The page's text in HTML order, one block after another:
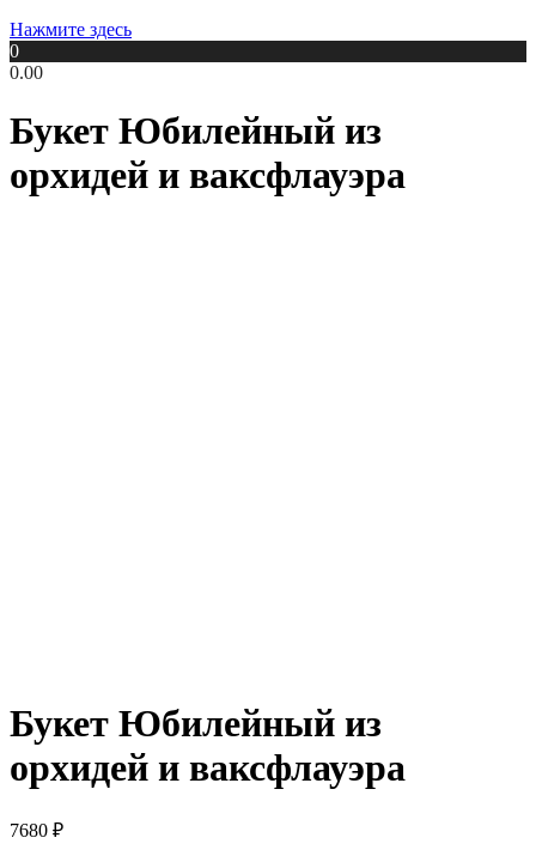
Нажмите здесь
0
0.00
Букет Юбилейный из
орхидей и ваксфлауэра
Букет Юбилейный из
орхидей и ваксфлауэра
7680 ₽